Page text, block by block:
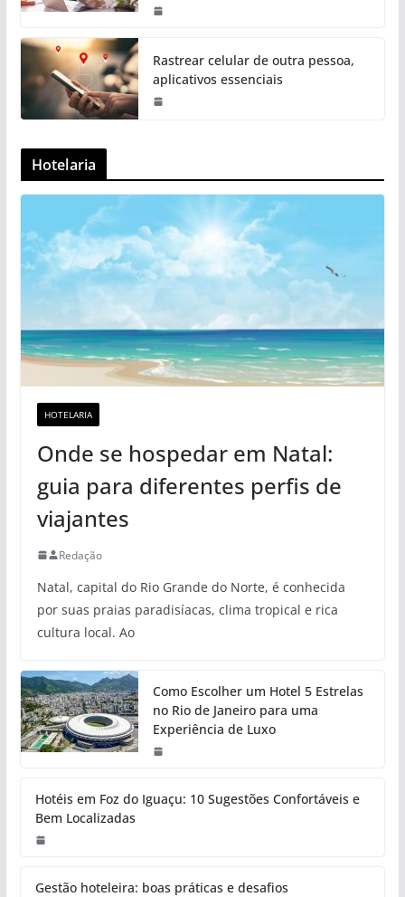
Rastrear celular de outra pessoa,
aplicativos essenciais
Hotelaria
HOTELARIA
Onde se hospedar em Natal:
guia para diferentes perfis de
viajantes
Redação
Natal, capital do Rio Grande do Norte, é conhecida
por suas praias paradisíacas, clima tropical e rica
cultura local. Ao
Como Escolher um Hotel 5 Estrelas
no Rio de Janeiro para uma
Experiência de Luxo
Hotéis em Foz do Iguaçu: 10 Sugestões Confortáveis e
Bem Localizadas
Gestão hoteleira: boas práticas e desafios